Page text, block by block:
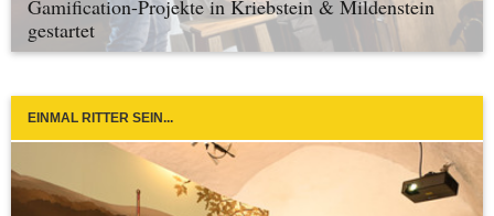
Gamification-Projekte in Kriebstein & Mildenstein
gestartet
EINMAL RITTER SEIN...